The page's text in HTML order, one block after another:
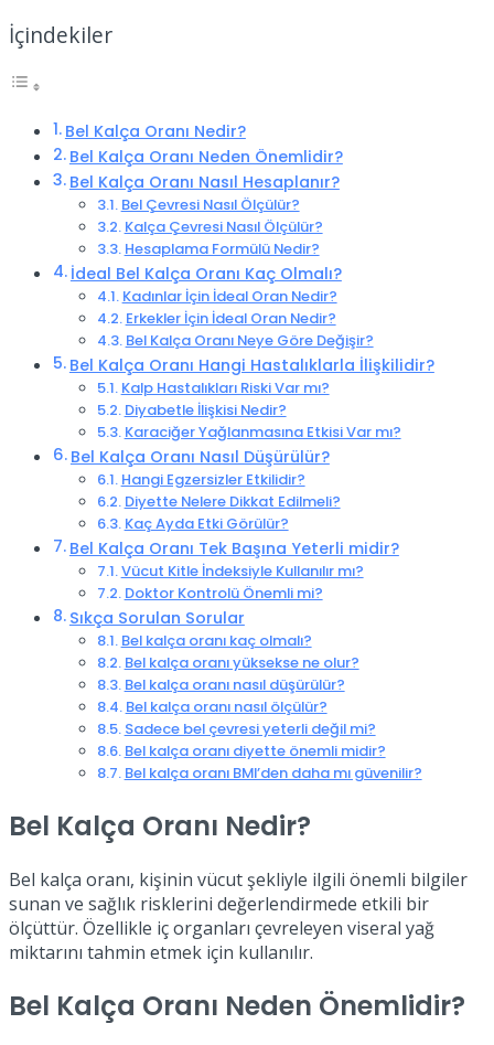
İçindekiler
Bel Kalça Oranı Nedir?
Bel Kalça Oranı Neden Önemlidir?
Bel Kalça Oranı Nasıl Hesaplanır?
Bel Çevresi Nasıl Ölçülür?
Kalça Çevresi Nasıl Ölçülür?
Hesaplama Formülü Nedir?
İdeal Bel Kalça Oranı Kaç Olmalı?
Kadınlar İçin İdeal Oran Nedir?
Erkekler İçin İdeal Oran Nedir?
Bel Kalça Oranı Neye Göre Değişir?
Bel Kalça Oranı Hangi Hastalıklarla İlişkilidir?
Kalp Hastalıkları Riski Var mı?
Diyabetle İlişkisi Nedir?
Karaciğer Yağlanmasına Etkisi Var mı?
Bel Kalça Oranı Nasıl Düşürülür?
Hangi Egzersizler Etkilidir?
Diyette Nelere Dikkat Edilmeli?
Kaç Ayda Etki Görülür?
Bel Kalça Oranı Tek Başına Yeterli midir?
Vücut Kitle İndeksiyle Kullanılır mı?
Doktor Kontrolü Önemli mi?
Sıkça Sorulan Sorular
Bel kalça oranı kaç olmalı?
Bel kalça oranı yüksekse ne olur?
Bel kalça oranı nasıl düşürülür?
Bel kalça oranı nasıl ölçülür?
Sadece bel çevresi yeterli değil mi?
Bel kalça oranı diyette önemli midir?
Bel kalça oranı BMI’den daha mı güvenilir?
Bel Kalça Oranı Nedir?
Bel kalça oranı, kişinin vücut şekliyle ilgili önemli bilgiler
sunan ve sağlık risklerini değerlendirmede etkili bir
ölçüttür. Özellikle iç organları çevreleyen viseral yağ
miktarını tahmin etmek için kullanılır.
Bel Kalça Oranı Neden Önemlidir?